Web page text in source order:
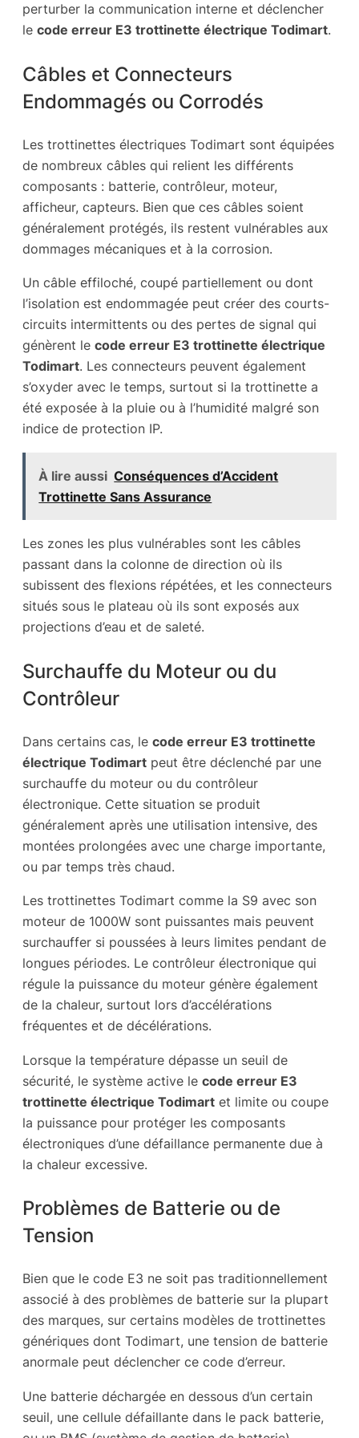
perturber la communication interne et déclencher
le code erreur E3 trottinette électrique Todimart.
Câbles et Connecteurs
Endommagés ou Corrodés
Les trottinettes électriques Todimart sont équipées
de nombreux câbles qui relient les différents
composants : batterie, contrôleur, moteur,
afficheur, capteurs. Bien que ces câbles soient
généralement protégés, ils restent vulnérables aux
dommages mécaniques et à la corrosion.
Un câble effiloché, coupé partiellement ou dont
l’isolation est endommagée peut créer des courts-
circuits intermittents ou des pertes de signal qui
génèrent le code erreur E3 trottinette électrique
Todimart. Les connecteurs peuvent également
s’oxyder avec le temps, surtout si la trottinette a
été exposée à la pluie ou à l’humidité malgré son
indice de protection IP.
À lire aussi Conséquences d’Accident
Trottinette Sans Assurance
Les zones les plus vulnérables sont les câbles
passant dans la colonne de direction où ils
subissent des flexions répétées, et les connecteurs
situés sous le plateau où ils sont exposés aux
projections d’eau et de saleté.
Surchauffe du Moteur ou du
Contrôleur
Dans certains cas, le code erreur E3 trottinette
électrique Todimart peut être déclenché par une
surchauffe du moteur ou du contrôleur
électronique. Cette situation se produit
généralement après une utilisation intensive, des
montées prolongées avec une charge importante,
ou par temps très chaud.
Les trottinettes Todimart comme la S9 avec son
moteur de 1000W sont puissantes mais peuvent
surchauffer si poussées à leurs limites pendant de
longues périodes. Le contrôleur électronique qui
régule la puissance du moteur génère également
de la chaleur, surtout lors d’accélérations
fréquentes et de décélérations.
Lorsque la température dépasse un seuil de
sécurité, le système active le code erreur E3
trottinette électrique Todimart et limite ou coupe
la puissance pour protéger les composants
électroniques d’une défaillance permanente due à
la chaleur excessive.
Problèmes de Batterie ou de
Tension
Bien que le code E3 ne soit pas traditionnellement
associé à des problèmes de batterie sur la plupart
des marques, sur certains modèles de trottinettes
génériques dont Todimart, une tension de batterie
anormale peut déclencher ce code d’erreur.
Une batterie déchargée en dessous d’un certain
seuil, une cellule défaillante dans le pack batterie,